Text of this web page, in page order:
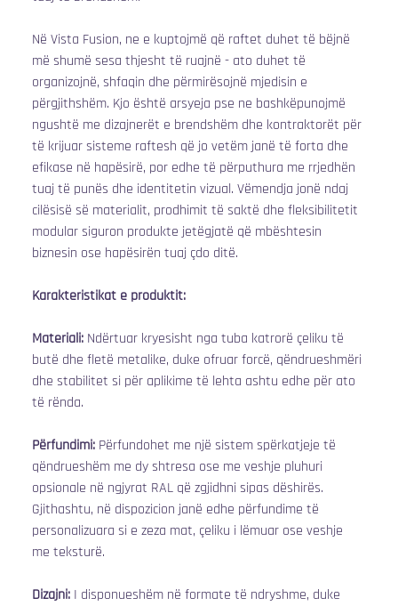
Në Vista Fusion, ne e kuptojmë që raftet duhet të bëjnë
më shumë sesa thjesht të ruajnë - ato duhet të
organizojnë, shfaqin dhe përmirësojnë mjedisin e
përgjithshëm. Kjo është arsyeja pse ne bashkëpunojmë
ngushtë me dizajnerët e brendshëm dhe kontraktorët për
të krijuar sisteme raftesh që jo vetëm janë të forta dhe
efikase në hapësirë, por edhe të përputhura me rrjedhën
tuaj të punës dhe identitetin vizual. Vëmendja jonë ndaj
cilësisë së materialit, prodhimit të saktë dhe fleksibilitetit
modular siguron produkte jetëgjatë që mbështesin
biznesin ose hapësirën tuaj çdo ditë.
Karakteristikat e produktit:
Materiali: Ndërtuar kryesisht nga tuba katrorë çeliku të
butë dhe fletë metalike, duke ofruar forcë, qëndrueshmëri
dhe stabilitet si për aplikime të lehta ashtu edhe për ato
të rënda.
Përfundimi: Përfundohet me një sistem spërkatjeje të
qëndrueshëm me dy shtresa ose me veshje pluhuri
opsionale në ngjyrat RAL që zgjidhni sipas dëshirës.
Gjithashtu, në dispozicion janë edhe përfundime të
personalizuara si e zeza mat, çeliku i lëmuar ose veshje
me teksturë.
Dizajni: I disponueshëm në formate të ndryshme, duke